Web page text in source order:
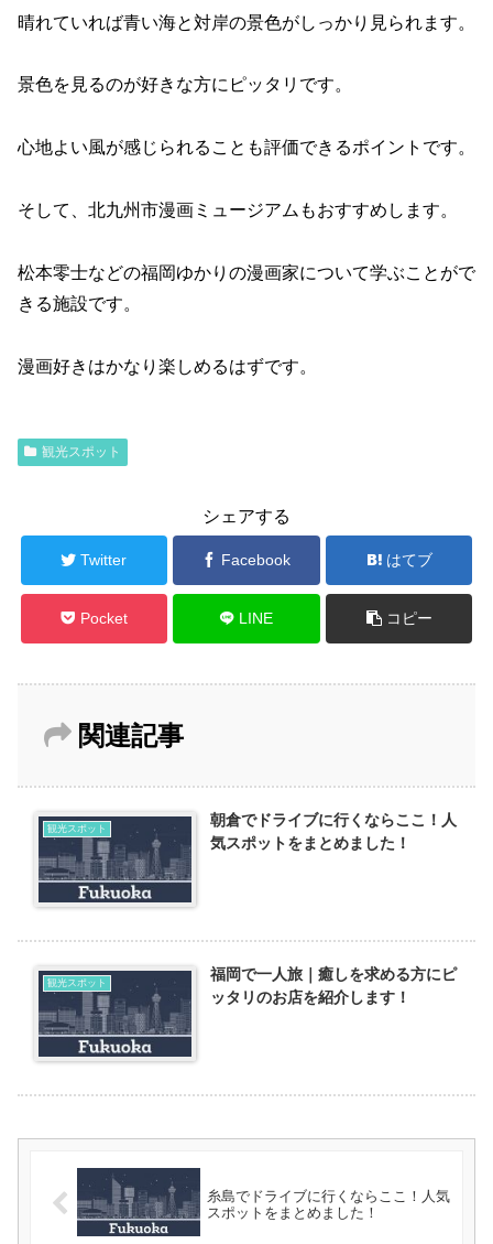
晴れていれば青い海と対岸の景色がしっかり見られます。
景色を見るのが好きな方にピッタリです。
心地よい風が感じられることも評価できるポイントです。
そして、北九州市漫画ミュージアムもおすすめします。
松本零士などの福岡ゆかりの漫画家について学ぶことがで
きる施設です。
漫画好きはかなり楽しめるはずです。
観光スポット
シェアする
Twitter Facebook はてブ
Pocket LINE コピー
関連記事
観光スポット
朝倉でドライブに行くならここ！人
気スポットをまとめました！
観光スポット
福岡で一人旅｜癒しを求める方にピ
ッタリのお店を紹介します！
糸島でドライブに行くならここ！人気
スポットをまとめました！